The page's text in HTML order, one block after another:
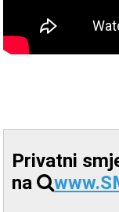
Privatni
na